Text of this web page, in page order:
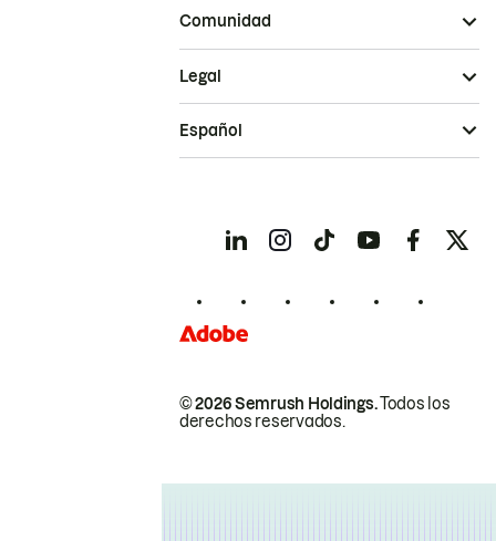
Comunidad
© 2026 Semrush Holdings.Todos los
derechos reservados.
Legal
Español